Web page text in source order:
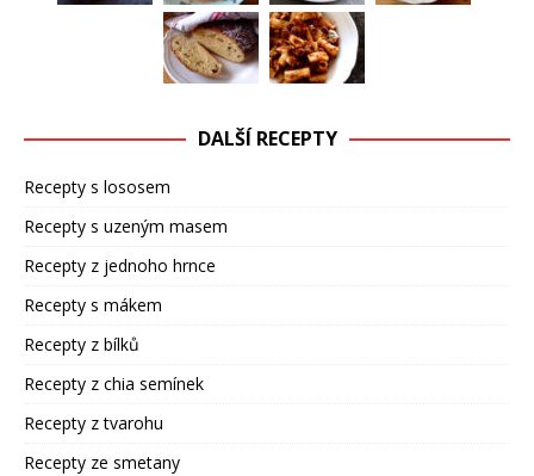
DALŠÍ RECEPTY
Recepty s lososem
Recepty s uzeným masem
Recepty z jednoho hrnce
Recepty s mákem
Recepty z bílků
Recepty z chia semínek
Recepty z tvarohu
Recepty ze smetany